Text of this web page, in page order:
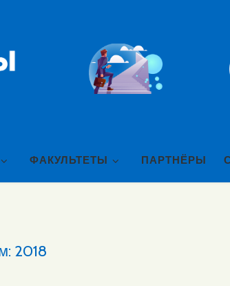
ФАКУЛЬТЕТЫ ПАРТНЁРЫ
2018